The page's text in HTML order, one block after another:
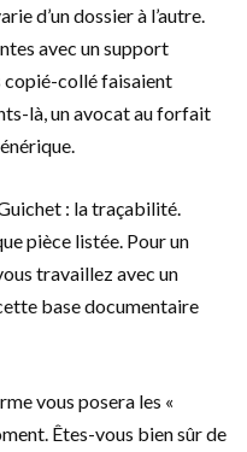
d’un dossier à l’autre.
avec un support
copié-collé faisaient
là, un avocat au forfait
: la traçabilité.
pièce listée. Pour un
travaillez avec un
base documentaire
vous posera les «
Êtes-vous bien sûr de